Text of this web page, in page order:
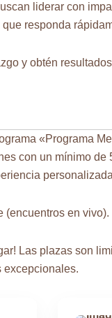
liderar con
responda
y obtén
«Programa
con un mínimo de
(encuentros en vivo).
Las plazas son
excepcionales.